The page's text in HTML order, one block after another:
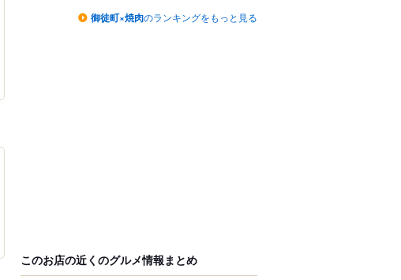
御徒町×焼肉のランキングをもっと見る
このお店の近くのグルメ情報まとめ